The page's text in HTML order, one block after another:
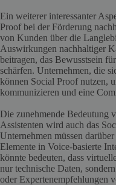
Ein weiterer interessanter
Proof bei der Förderung
von Kunden über die
Auswirkungen nachhaltiger
beitragen, das Bewusstsein
schärfen. Unternehmen, die
können Social Proof nutzen,
kommunizieren und eine
Die zunehmende Bedeutung
Assistenten wird auch das
Unternehmen müssen
Elemente in Voice-basierte
könnte bedeuten, dass
nur technische Daten,
oder Expertenempfehlungen